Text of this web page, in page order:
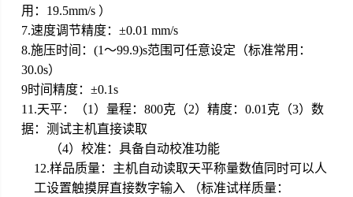
用：19.5mm/s ）
7.速度调节精度：±0.01 mm/s
8.施压时间：(1～99.9)s范围可任意设定（标准常用：
30.0s）
9时间精度：±0.1s
11.天平：（1）量程：800克（2）精度：0.01克（3）数
据：测试主机直接读取
（4）校准：具备自动校准功能
12.样品质量：主机自动读取天平称量数值同时可以人
工设置触摸屏直接数字输入 （标准试样质量：